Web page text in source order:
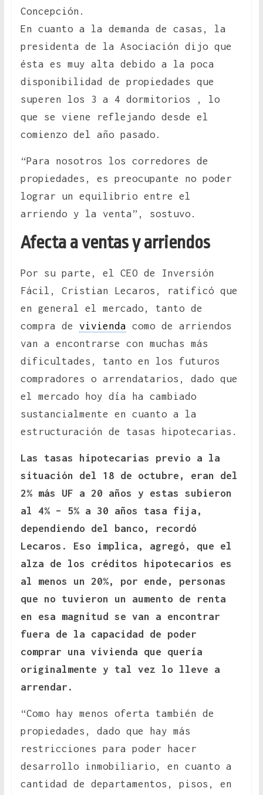
Concepción.
En cuanto a la demanda de casas, la
presidenta de la Asociación dijo que
ésta es muy alta debido a la poca
disponibilidad de propiedades que
superen los 3 a 4 dormitorios , lo
que se viene reflejando desde el
comienzo del año pasado.
“Para nosotros los corredores de
propiedades, es preocupante no poder
lograr un equilibrio entre el
arriendo y la venta”, sostuvo.
Afecta a ventas y arriendos
Por su parte, el CEO de Inversión
Fácil, Cristian Lecaros, ratificó que
en general el mercado, tanto de
compra de vivienda como de arriendos
van a encontrarse con muchas más
dificultades, tanto en los futuros
compradores o arrendatarios, dado que
el mercado hoy día ha cambiado
sustancialmente en cuanto a la
estructuración de tasas hipotecarias.
Las tasas hipotecarias previo a la
situación del 18 de octubre, eran del
2% más UF a 20 años y estas subieron
al 4% – 5% a 30 años tasa fija,
dependiendo del banco, recordó
Lecaros. Eso implica, agregó, que el
alza de los créditos hipotecarios es
al menos un 20%, por ende, personas
que no tuvieron un aumento de renta
en esa magnitud se van a encontrar
fuera de la capacidad de poder
comprar una vivienda que quería
originalmente y tal vez lo lleve a
arrendar.
“Como hay menos oferta también de
propiedades, dado que hay más
restricciones para poder hacer
desarrollo inmobiliario, en cuanto a
cantidad de departamentos, pisos, en